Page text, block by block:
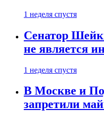
1 неделя спустя
Сенатор
не является
1 неделя спустя
В Москве и
запретили